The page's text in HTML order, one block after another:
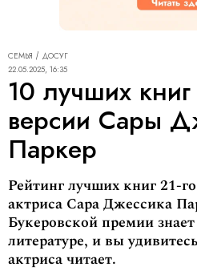
СЕМЬЯ
ДОСУГ
22.05.2025, 16:35
10 лучших
версии Сары
Паркер
Рейтинг лучших книг 21-
актриса Сара Джессика
Букеровской премии
литературе, и вы
актриса читает.